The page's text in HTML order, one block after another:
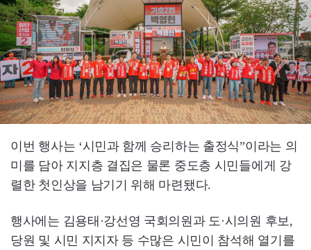
이번 행사는 ‘시민과 함께 승리하는 출정식”이라는 의
미를 담아 지지층 결집은 물론 중도층 시민들에게 강
렬한 첫인상을 남기기 위해 마련됐다.
행사에는 김용태·강선영 국회의원과 도·시의원 후보,
당원 및 시민 지지자 등 수많은 시민이 참석해 열기를